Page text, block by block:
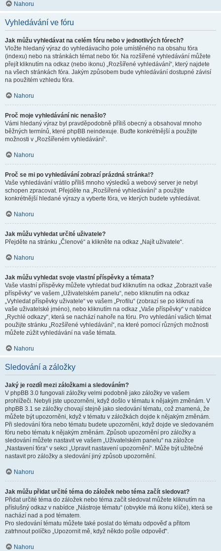
Nahoru
Vyhledávání ve fóru
Jak můžu vyhledávat na celém fóru nebo v jednotlivých fórech?
Vložte hledaný výraz do vyhledávacího pole umístěného na obsahu fóra
(indexu) nebo na stránkách témat nebo fór. Na rozšířené vyhledávání můžete
přejít kliknutím na odkaz (nebo ikonu) „Rozšířené vyhledávání“, který najdete
na všech stránkách fóra. Jakým způsobem bude vyhledávání dostupné závisí
na použitém vzhledu fóra.
Nahoru
Proč moje vyhledávání nic nenašlo?
Vámi hledaný výraz byl pravděpodobně příliš obecný a obsahoval mnoho
běžných termínů, které phpBB neindexuje. Buďte konkrétnější a použijte
možnosti v „Rozšířeném vyhledávání“.
Nahoru
Proč se mi po vyhledávání zobrazí prázdná stránka!?
Vaše vyhledávání vrátilo příliš mnoho výsledků a webový server je nebyl
schopen zpracovat. Přejděte na „Rozšířené vyhledávání“ a použijte
konkrétnější hledané výrazy a vyberte fóra, ve kterých budete vyhledávat.
Nahoru
Jak můžu vyhledat určité uživatele?
Přejděte na stránku „Členové“ a klikněte na odkaz „Najít uživatele“.
Nahoru
Jak můžu vyhledat svoje vlastní příspěvky a témata?
Vaše vlastní příspěvky můžete vyhledat buď kliknutím na odkaz „Zobrazit vaše
příspěvky“ ve vašem „Uživatelském panelu“, nebo kliknutím na odkaz
„Vyhledat příspěvky uživatele“ ve vašem „Profilu“ (zobrazí se po kliknutí na
vaše uživatelské jméno), nebo kliknutím na odkaz „Vaše příspěvky“ v nabídce
„Rychlé odkazy“, která se nachází nahoře na fóru. Pro vyhledání vašich témat
použijte stránku „Rozšířené vyhledávání“, na které pomocí různých možnosti
můžete zúžit vyhledávání na vaše témata.
Nahoru
Sledování a záložky
Jaký je rozdíl mezi záložkami a sledováním?
V phpBB 3.0 fungovali záložky velmi podobně jako záložky ve vašem
prohlížeči. Nebyli jste upozorněni, když došlo v tématu k nějakým změnám. V
phpBB 3.1 se záložky chovají stejně jako sledování tématu, což znamená, že
můžete být upozorněni, když v tématu v záložkách dojde k nějakým změnám.
Při sledování fóra nebo tématu budete upozorněni, když dojde ve sledovaném
fóru nebo tématu k nějakým změnám. Způsob upozornění pro záložky a
sledování můžete nastavit ve vašem „Uživatelském panelu“ na záložce
„Nastavení fóra“ v sekci „Upravit nastavení upozornění“. Může být užitečné
nastavit pro záložky a sledování jiný způsob upozornění.
Nahoru
Jak můžu přidat určité téma do záložek nebo téma začít sledovat?
Přidat určité téma do záložek nebo téma začít sledovat můžete kliknutím na
příslušný odkaz v nabídce „Nástroje tématu“ (obvykle má ikonu klíče), která se
nachází nad a pod tématem.
Pro sledování tématu můžete také poslat do tématu odpověď a přitom
zatrhnout políčko „Upozornit mě, když někdo pošle odpověď“.
Nahoru